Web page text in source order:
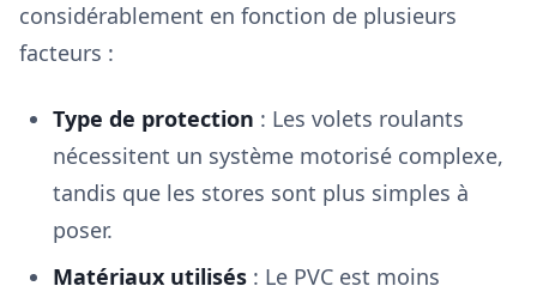
considérablement en fonction de plusieurs
facteurs :
Type de protection : Les volets roulants
nécessitent un système motorisé complexe,
tandis que les stores sont plus simples à
poser.
Matériaux utilisés : Le PVC est moins